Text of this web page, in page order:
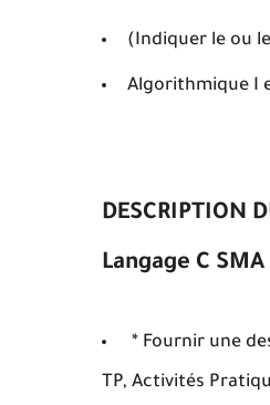
(Indiquer le ou
Algorithmique I
DESCRIPTION
Langage C SMA
* Fournir une
TP, Activités